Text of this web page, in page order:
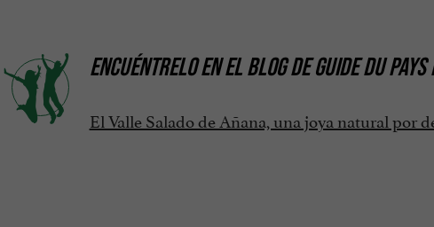
ENCUÉNTRELO ENEL BLOG DE GUIDE DU PAYS
El Valle Salado de Añana, una joya natural por